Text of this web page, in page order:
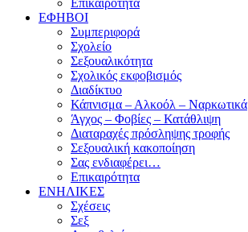
Επικαιρότητα
ΕΦΗΒΟΙ
Συμπεριφορά
Σχολείο
Σεξουαλικότητα
Σχολικός εκφοβισμός
Διαδίκτυο
Κάπνισμα – Αλκοόλ – Ναρκωτικά
Άγχος – Φοβίες – Κατάθλιψη
Διαταραχές πρόσληψης τροφής
Σεξουαλική κακοποίηση
Σας ενδιαφέρει…
Επικαιρότητα
ΕΝΗΛΙΚΕΣ
Σχέσεις
Σεξ